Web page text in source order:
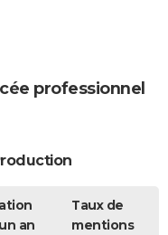
professionnel
an
Taux de
mentions